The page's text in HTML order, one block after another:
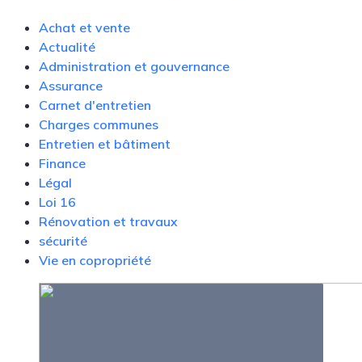
Achat et vente
Actualité
Administration et gouvernance
Assurance
Carnet d'entretien
Charges communes
Entretien et bâtiment
Finance
Légal
Loi 16
Rénovation et travaux
sécurité
Vie en copropriété